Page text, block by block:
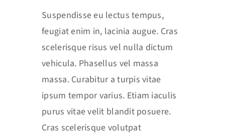
Suspendisse eu lectus tempus,
feugiat enim in, lacinia augue. Cras
scelerisque risus vel nulla dictum
vehicula. Phasellus vel massa
massa. Curabitur a turpis vitae
ipsum tempor varius. Etiam iaculis
purus vitae velit blandit posuere.
Cras scelerisque volutpat